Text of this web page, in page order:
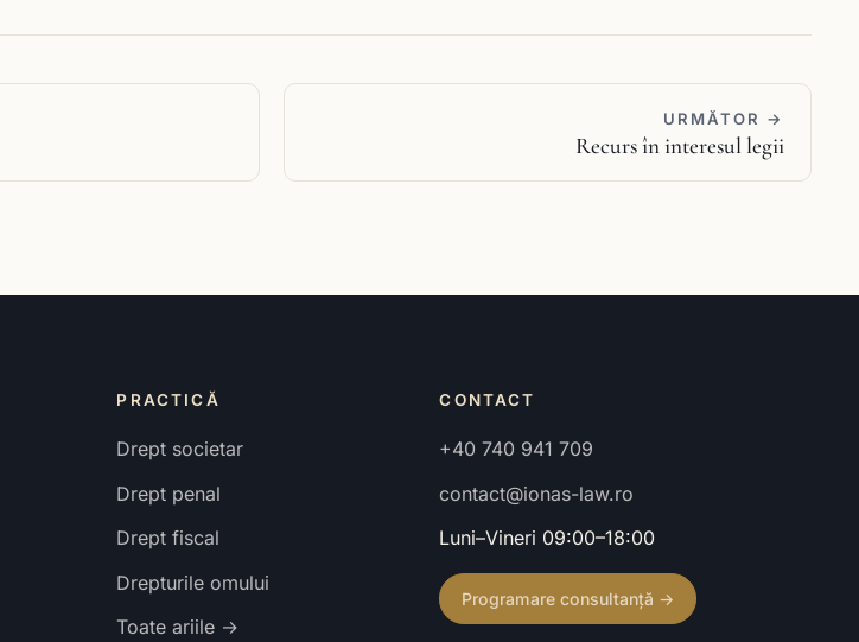
URMĂTOR →
Recurs în interesul legii
PRACTICĂ
Drept societar
Drept penal
Drept fiscal
Drepturile omului
Toate ariile →
CONTACT
+40 740 941 709
contact@ionas-law.ro
Luni–Vineri 09:00–18:00
Programare consultanță →